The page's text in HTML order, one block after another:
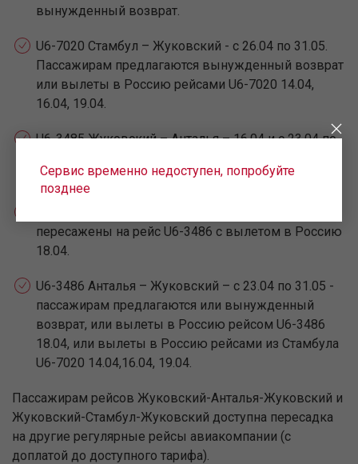
вынужденный возврат.
U6-7020 Стамбул – Жуковский - с 26.04 по 31.05.
Пассажирам предлагаются вынужденный возврат
или вылеты в Россию рейсами U6-7020 14.04,
16.04, 19.04.
U6-3485 Жуковский – Анталья – 16.04 и с 23.04 по
возврат.
пересажены на рейс U6-3486 с вылетом в Россию
18.04.
U6-3486 Анталья – Жуковский – с 23.04 по 31.05 -
пассажирам предлагаются или вынужденный
возврат, или вылеты в Россию рейсом U6-3486
18.04, или вылеты в Россию рейсами из Стамбула
U6-7020 14.04,16.04, 19.04.
Пассажирам рейсов Жуковский-Анталья-Жуковский и
Жуковский-Стамбул-Жуковский доступна пересадка
на другие регулярные рейсы авиакомпании (с
доплатой до доступного тарифа).
Сервис временно недоступен, попробуйте
позднее